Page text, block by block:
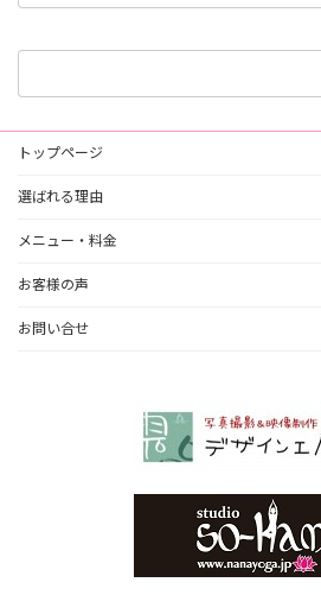
トップページ
選ばれる理由
メニュー・料金
お客様の声
お問い合せ